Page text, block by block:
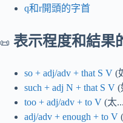
q和r開頭的字首
📜 表示程度和結果
so + adj/adv + that S V (
such + adj N + that S V (
too + adj/adv + to V (太
adj/adv + enough + to V